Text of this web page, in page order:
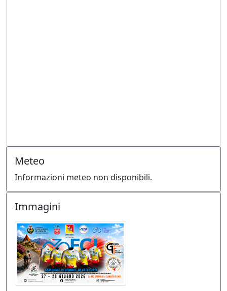
Meteo
Informazioni meteo non disponibili.
Immagini